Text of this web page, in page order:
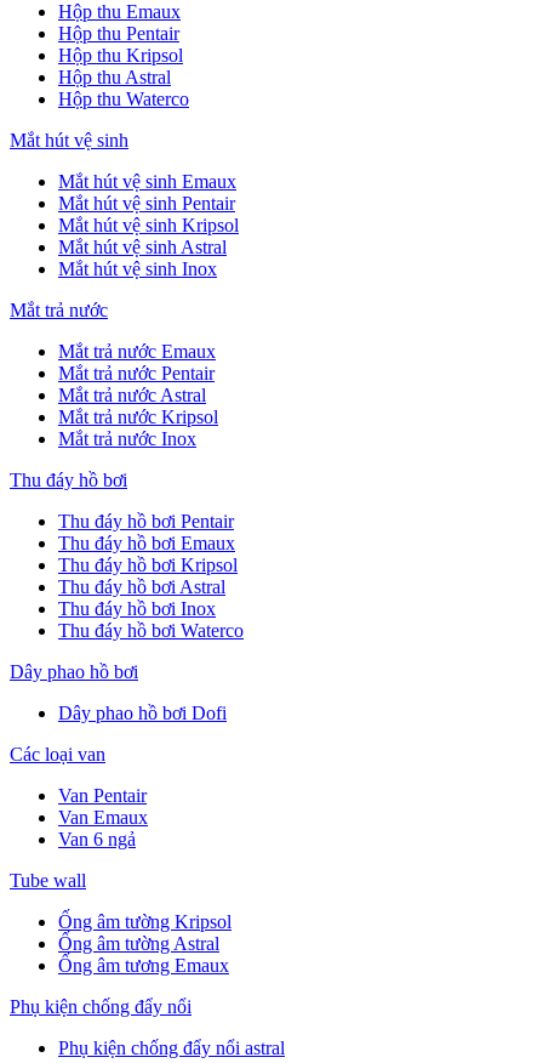
Hộp thu Emaux
Hộp thu Pentair
Hộp thu Kripsol
Hộp thu Astral
Hộp thu Waterco
Mắt hút vệ sinh
Mắt hút vệ sinh Emaux
Mắt hút vệ sinh Pentair
Mắt hút vệ sinh Kripsol
Mắt hút vệ sinh Astral
Mắt hút vệ sinh Inox
Mắt trả nước
Mắt trả nước Emaux
Mắt trả nước Pentair
Mắt trả nước Astral
Mắt trả nước Kripsol
Mắt trả nước Inox
Thu đáy hồ bơi
Thu đáy hồ bơi Pentair
Thu đáy hồ bơi Emaux
Thu đáy hồ bơi Kripsol
Thu đáy hồ bơi Astral
Thu đáy hồ bơi Inox
Thu đáy hồ bơi Waterco
Dây phao hồ bơi
Dây phao hồ bơi Dofi
Các loại van
Van Pentair
Van Emaux
Van 6 ngả
Tube wall
Ống âm tường Kripsol
Ống âm tường Astral
Ống âm tương Emaux
Phụ kiện chống đẩy nổi
Phụ kiện chống đẩy nổi astral